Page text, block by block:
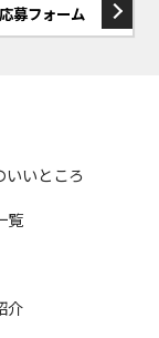
募フォーム
いいところ
覧
介